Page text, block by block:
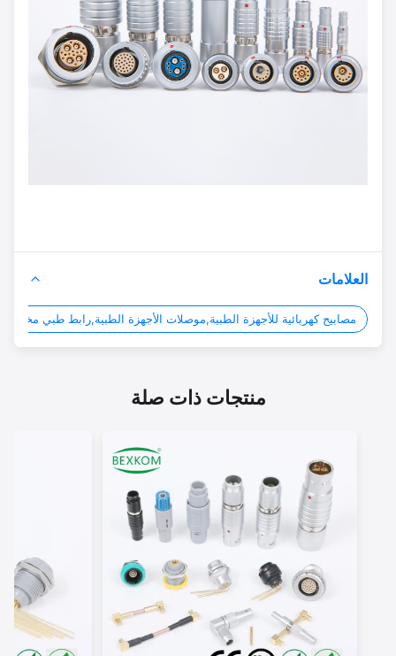
العلامات
مصابيح كهربائية للأجهزة الطبية,موصلات الأجهزة الطبية,رابط طبي مخصص
منتجات ذات صلة